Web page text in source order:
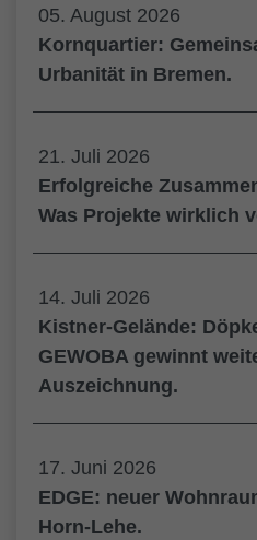
05. August 2026
Kornquartier:
Urbanität in Bremen.
21. Juli 2026
Erfolgreiche
Was Projekte wirklich
14. Juli 2026
Kistner-Gelände:
GEWOBA gewinnt
Auszeichnung.
17. Juni 2026
EDGE: neuer
Horn-Lehe.